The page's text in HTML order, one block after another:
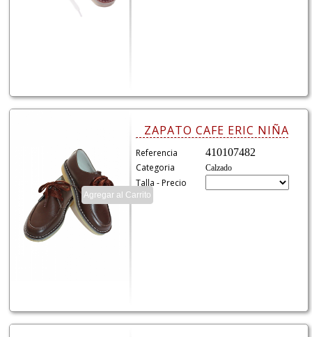
ZAPATO CAFE ERIC NIÑA
Referencia
410107482
Categoria
Calzado
Talla - Precio